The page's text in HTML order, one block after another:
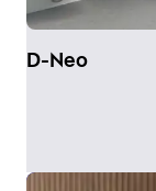
D-Neo